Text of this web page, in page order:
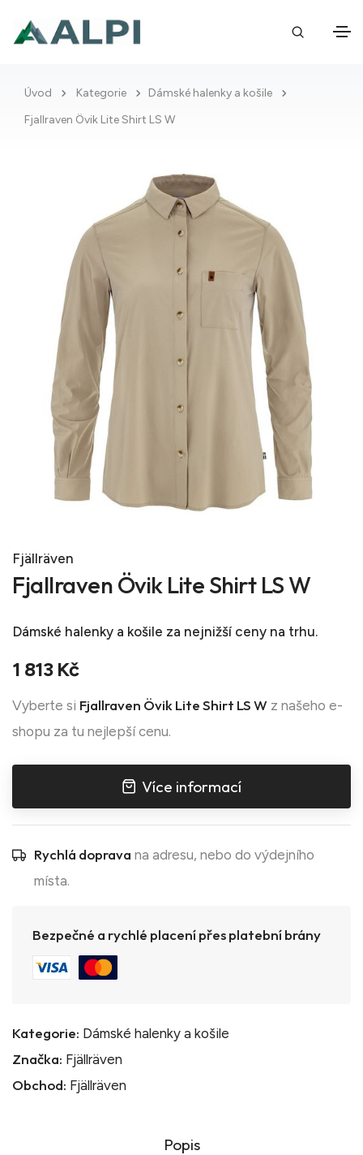
Úvod Kategorie
Dámské halenky a košile
Fjallraven Övik Lite Shirt LS W
Fjällräven
Fjallraven Övik Lite Shirt LS W
Dámské halenky a košile za nejnižší ceny na trhu.
1 813 Kč
Vyberte si Fjallraven Övik Lite Shirt LS W z našeho e-
shopu za tu nejlepší cenu.
Více informací
Rychlá doprava na adresu, nebo do výdejního
místa.
Bezpečné a rychlé placení přes platební brány
Kategorie: Dámské halenky a košile
Značka: Fjällräven
Obchod: Fjällräven
Popis